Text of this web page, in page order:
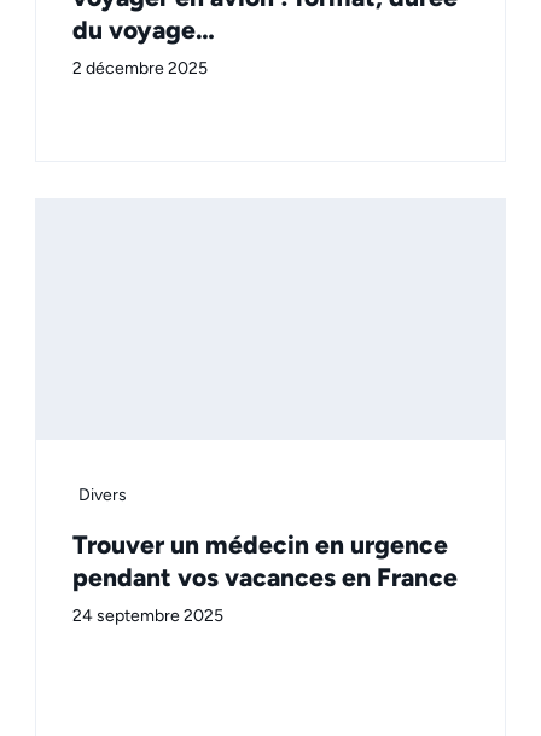
du voyage…
2 décembre 2025
Divers
Trouver un médecin en urgence
pendant vos vacances en France
24 septembre 2025